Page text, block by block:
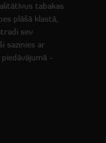
tabakas
plāšā klastā,
sev
sazinies ar
-